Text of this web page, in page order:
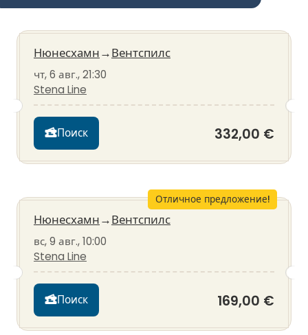
Нюнесхамн→Вентспилс
чт, 6 авг., 21:30
Stena Line
Поиск 332,00 €
Отличное предложение!
Нюнесхамн→Вентспилс
вс, 9 авг., 10:00
Stena Line
Поиск 169,00 €